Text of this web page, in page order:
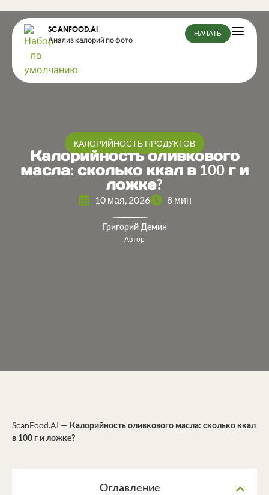
SCANFOOD.AI
Анализ калорий по фото
НАЧАТЬ
КАЛОРИЙНОСТЬ ПРОДУКТОВ
Калорийность оливкового
масла: сколько ккал в 100 г и
ложке?
10 мая, 2026 8 мин
Григорий Демин
Автор
ScanFood.AI — Калорийность оливкового масла: сколько ккал
в 100 г и ложке?
Оглавление